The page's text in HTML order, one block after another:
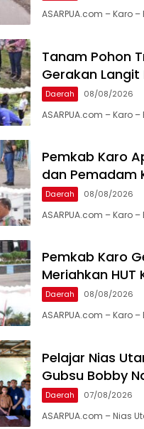
ASARPUA.com – Karo
Tanam Pohon
Gerakan Langit
Daerah 08/08/2026
ASARPUA.com – Karo
Pemkab Karo
dan Pemadam
Daerah 08/08/2026
ASARPUA.com – Karo
Pemkab Karo
Meriahkan HUT
Daerah 08/08/2026
ASARPUA.com – Karo
Pelajar Nias
Gubsu Bobby
Daerah 07/08/2026
ASARPUA.com – Nias